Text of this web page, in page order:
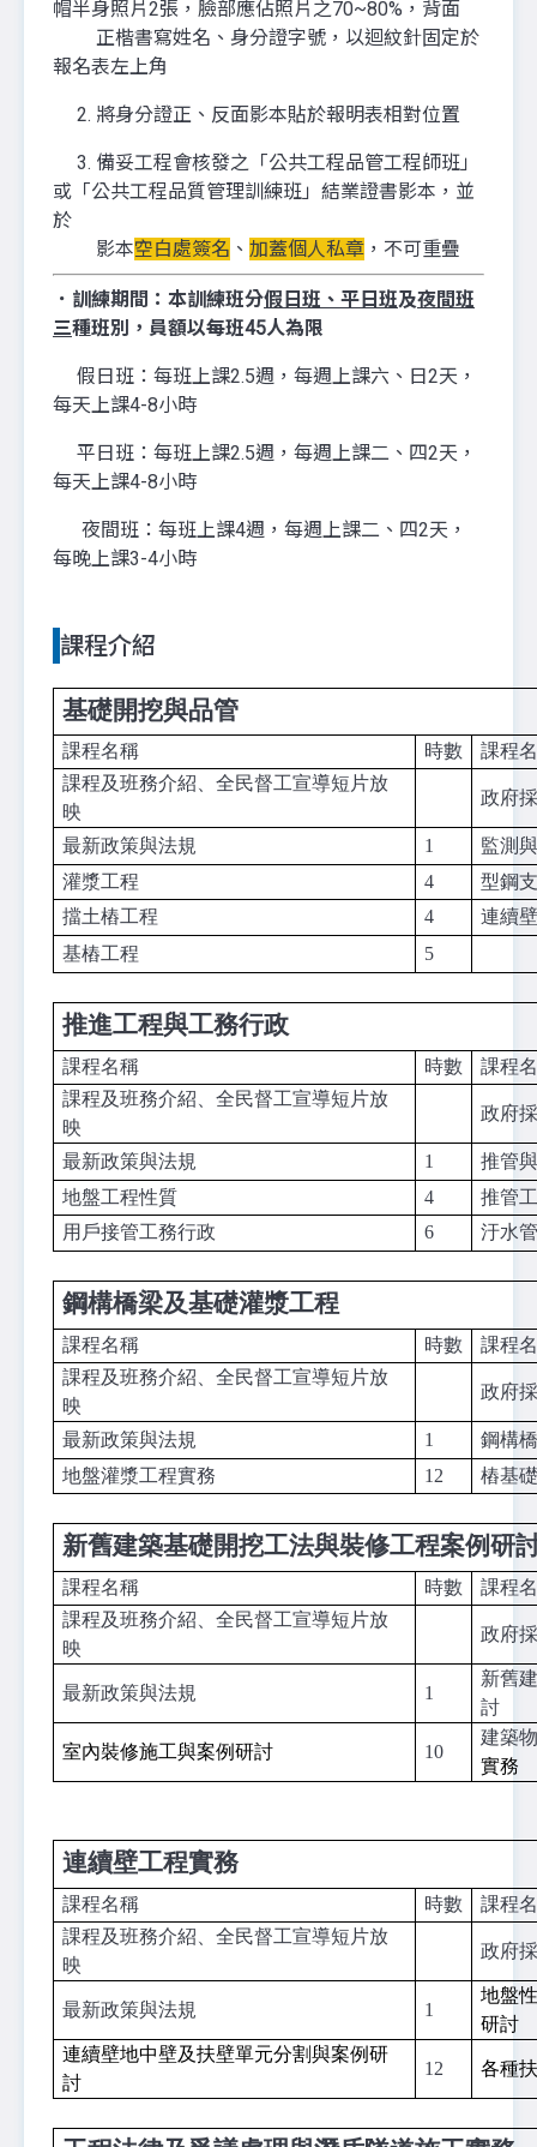
帽半身照片2張，臉部應佔照片之70~80%，背面
正楷書寫姓名、身分證字號，以迴紋針固定於
報名表左上角
2. 將身分證正、反面影本貼於報明表相對位置
3. 備妥工程會核發之「公共工程品管工程師班」
或「公共工程品質管理訓練班」結業證書影本，並
於
影本空白處簽名 、 加蓋個人私章 ，不可重疊
．訓練期間： 本訓練班分假日班、平日班及夜間班
三種班別，員額以每班45人為限
假日班：每班上課2.5週，每週上課六、日2天，
每天上課4-8小時
平日班：每班上課2.5週，每週上課二、四2天，
每天上課4-8小時
夜間班：每班上課4週，每週上課二、四2天，
每晚上課3-4小時
課程介紹
基礎開挖與品管
課程名稱 時數
課程
課程及班務介紹、全民督工宣導短片放
映
政府
最新政策與法規 1
監測
灌漿工程
4
型鋼
擋土樁工程
4
連續
基樁工程
5
推進工程與工務行政
課程名稱 時數
課程
課程及班務介紹、全民督工宣導短片放
映
政府
最新政策與法規 1
推管
地盤工程性質
4
推管
用戶接管工務行政
6 汙水
鋼構橋梁及基礎灌漿工程
課程名稱 時數
課程
課程及班務介紹、全民督工宣導短片放
映
政府
最新政策與法規 1
鋼構
地盤灌漿工程實務
12 樁基
新舊建築基礎開挖工法與裝修工程案例研
課程名稱 時數
課程
課程及班務介紹、全民督工宣導短片放
映
政府
最新政策與法規 1
新舊
討
室內裝修施工與案例研討 10
建築物
實務
連續壁工程實務
課程名稱 時數
課程
課程及班務介紹、全民督工宣導短片放
映
政府
最新政策與法規 1
地盤
研討
連續壁地中壁及扶壁單元分割與案例研
討
12 各種